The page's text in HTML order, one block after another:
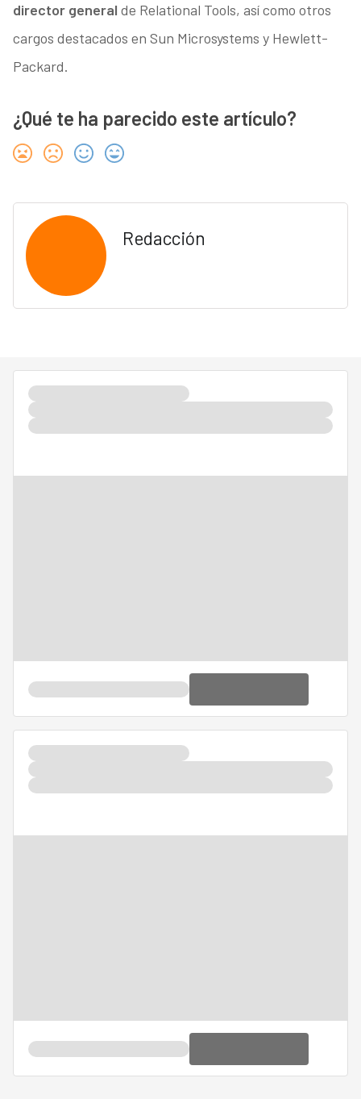
director general de Relational Tools, así como otros
cargos destacados en Sun Microsystems y Hewlett-
Packard.
¿Qué te ha parecido este artículo?
Redacción